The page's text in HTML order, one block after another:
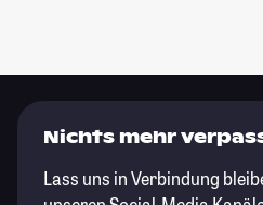
Nichts mehr
Lass uns in Verbindung